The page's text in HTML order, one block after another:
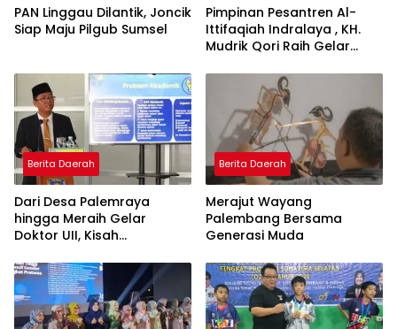
PAN Linggau Dilantik, Joncik
Siap Maju Pilgub Sumsel
Pimpinan Pesantren Al-
Ittifaqiah Indralaya , KH.
Mudrik Qori Raih Gelar
Model Pembelajaran
Nagham Al-Qur’an di UMM
Berita Daerah
Dari Desa Palemraya
hingga Meraih Gelar
Doktor UII, Kisah
Yogyakarta yang Pernah
Menjadi Driver Taksi Online
Berita Daerah
Merajut Wayang
Palembang Bersama
Generasi Muda